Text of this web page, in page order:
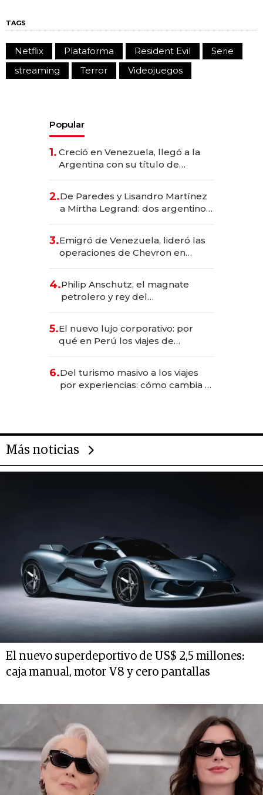
TAGS
Netflix Plataforma Resident Evil
Serie
streaming
Terror Videojuegos
Popular
1. Creció en Venezuela, llegó a la
Argentina con su título de
las marcas "fast premium"
2.De Paredes y Lisandro Martínez
a Mirtha Legrand: dos argentinos
3.Emigró de Venezuela, lideró las
operaciones de Chevron en
4.Philip Anschutz, el magnate
petrolero y rey del
Fénix
5.El nuevo lujo corporativo: por
qué en Perú los viajes de
transformadoras
6.Del turismo masivo a los viajes
por experiencias: cómo cambia el
Más noticias
El nuevo superdeportivo de US$ 2,5 millones:
caja manual, motor V8 y cero pantallas